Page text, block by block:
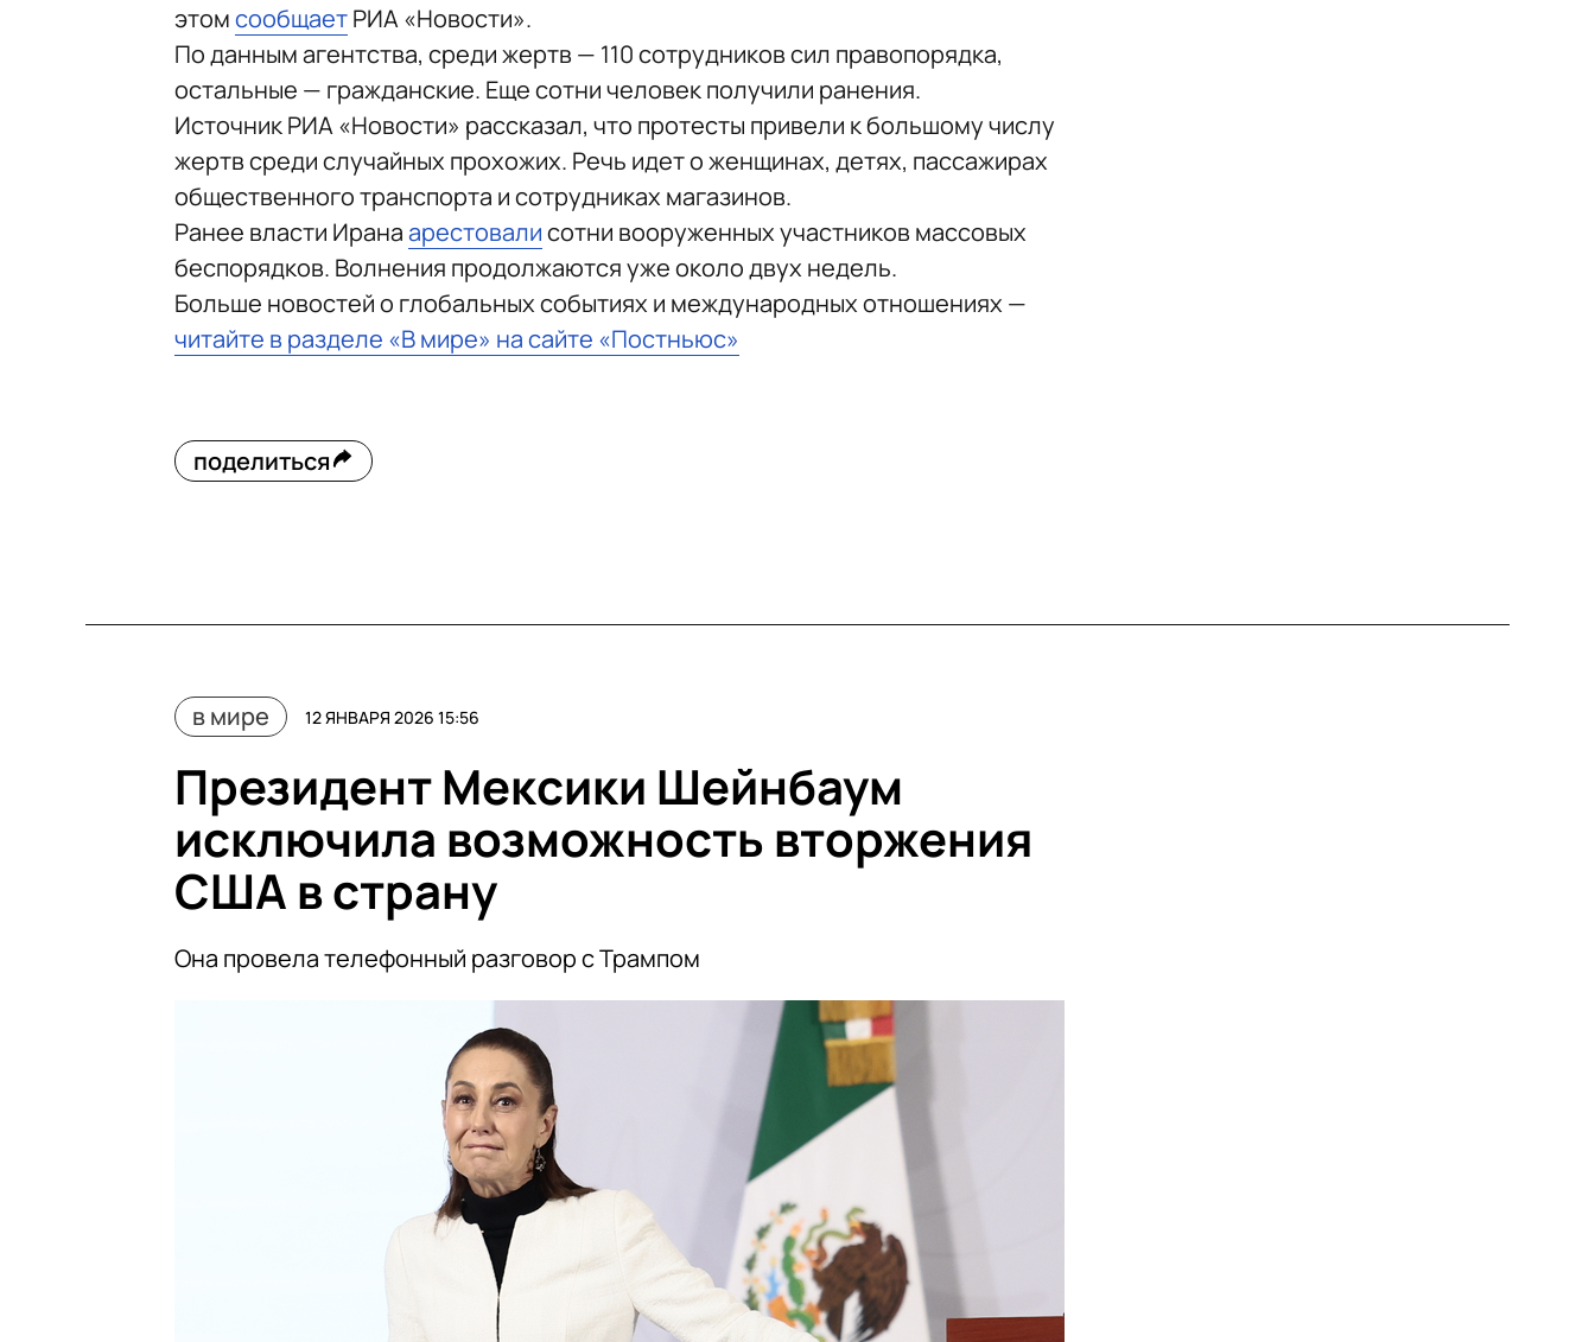
этомсообщаетРИА «Новости».
По данным агентства, среди жертв — 110 сотрудников сил правопорядка,
остальные — гражданские. Еще сотни человек получили ранения.
Источник РИА «Новости» рассказал, что протесты привели к большому числу
жертв среди случайных прохожих. Речь идет о женщинах, детях, пассажирах
общественного транспорта и сотрудниках магазинов.
Ранее власти Иранаарестовалисотни вооруженных участников массовых
беспорядков. Волнения продолжаются уже около двух недель.
Больше новостей о глобальных событиях и международных отношениях —
читайте в разделе «В мире» на сайте «Постньюс»
поделиться
в мире 12 ЯНВАРЯ 2026 15:56
Президент Мексики Шейнбаум
исключила возможность вторжения
США в страну
Она провела телефонный разговор с Трампом